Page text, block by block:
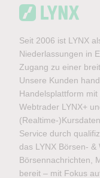
Seit 2006 ist LYNX
Niederlassungen in
Zugang zu einer
Unsere Kunden
Handelsplattform
Webtrader LYNX+
(Realtime-
Service durch
das LYNX Börsen-
Börsennachrichten,
bereit – mit Fokus